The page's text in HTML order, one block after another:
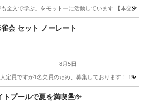
も全文で学ぶ」をモットーに活動しています 【本交
その他 繋がり
会 セット ノーレート
8月5日
定員ですが1名欠員のため、募集しております！
その他 会場
トプールで夏を満喫🏝️✨